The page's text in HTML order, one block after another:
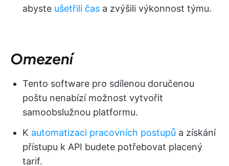
abyste ušetřili čas a zvýšili výkonnost týmu.
Omezení
Tento software pro sdílenou doručenou
poštu nenabízí možnost vytvořit
samoobslužnou platformu.
K automatizaci pracovních postupů a získání
přístupu k API budete potřebovat placený
tarif.